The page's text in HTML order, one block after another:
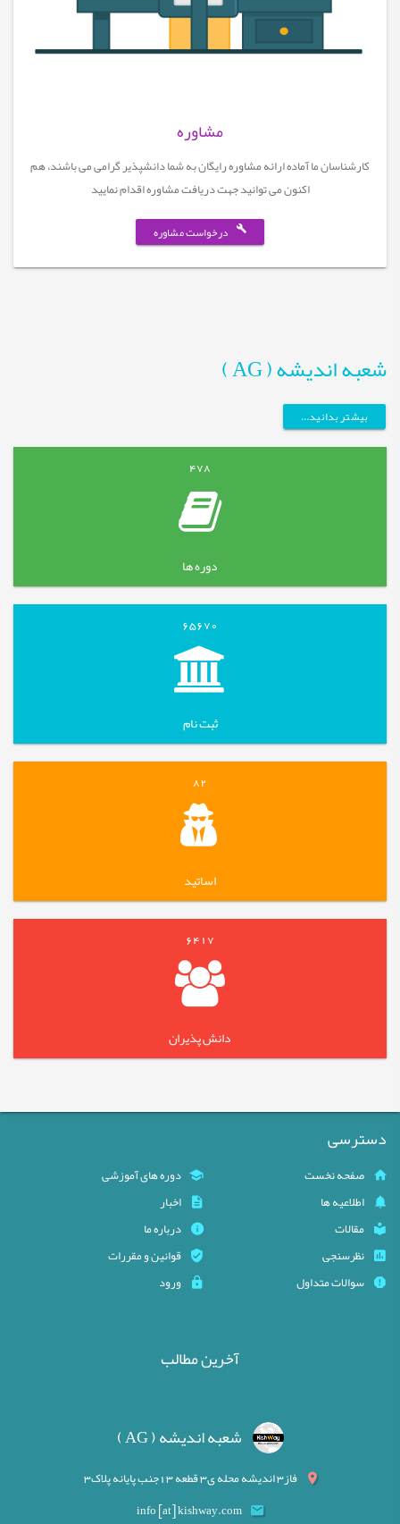
مشاوره
کارشناسان ما آماده ارائه مشاوره رایگان به شما دانشپذیر گرامی می باشند، هم
اکنون می توانید جهت دریافت مشاوره اقدام نمایید
درخواست مشاوره
شعبه اندیشه ( AG )
بیشتر بدانید...
478
دوره ها
65670
ثبت نام
82
اساتید
6417
دانش پذیران
دسترسی
صفحه نخست
دوره های آموزشی
اطلاعیه ها
اخبار
مقالات
درباره ما
نظرسنجی
قوانین و مقررات
سوالات متداول
ورود
آخرین مطالب
شعبه اندیشه ( AG )
فاز3 اندیشه محله ی3 قطعه 13جنب پایانه پلاک3
info [at] kishway.com